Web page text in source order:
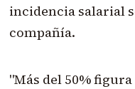
incidencia salarial
compañía.
"Más del 50%